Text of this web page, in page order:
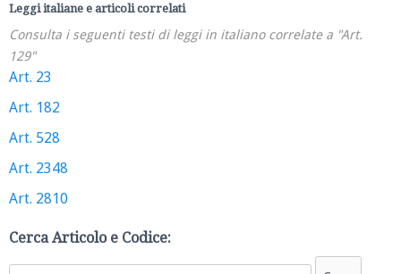
Leggi italiane e articoli correlati
Consulta i seguenti testi di leggi in italiano correlate a "Art.
129"
Art. 23
Art. 182
Art. 528
Art. 2348
Art. 2810
Cerca Articolo e Codice: